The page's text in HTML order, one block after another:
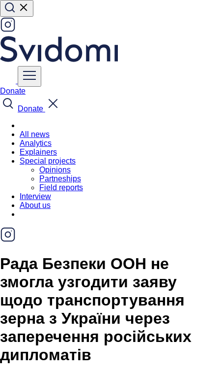
Donate
Donate
All news
Analytics
Explainers
Special projects
Opinions
Partneships
Field reports
Interview
About us
Рада Безпеки ООН не
змогла узгодити заяву
щодо транспортування
зерна з України через
заперечення російських
дипломатів